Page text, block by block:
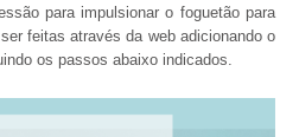
para impulsionar o foguetão para
feitas através da web adicionando o
os passos abaixo indicados.